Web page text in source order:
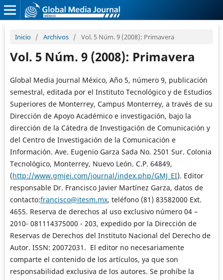
Inicio / Archivos / Vol. 5 Núm. 9 (2008): Primavera
Vol. 5 Núm. 9 (2008): Primavera
Global Media Journal México, Año 5, número 9, publicación
semestral, editada por el Instituto Tecnológico y de Estudios
Superiores de Monterrey, Campus Monterrey, a través de su
Dirección de Apoyo Académico e investigación, bajo la
dirección de la Cátedra de Investigación de Comunicación y
del Centro de Investigación de la Comunicación e
Información. Ave. Eugenio Garza Sada No. 2501 Sur. Colonia
Tecnológico, Monterrey, Nuevo León. C.P. 64849,
(http://www.gmjei.com/journal/index.php/GMJ_EI). Editor
responsable Dr. Francisco Javier Martínez Garza, datos de
contacto:francisco@itesm.mx, teléfono (81) 83582000 Ext.
4655. Reserva de derechos al uso exclusivo número 04 –
2010- 081114375000 - 203, expedido por la Dirección de
Reservas de Derechos del Instituto Nacional del Derecho de
Autor. ISSN: 20072031. El editor no necesariamente
comparte el contenido de los artículos, ya que son
responsabilidad exclusiva de los autores. Se prohíbe la